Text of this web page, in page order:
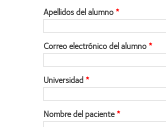
Apellidos del alumno
Correo electrónico del alumno
Universidad
Nombre del paciente